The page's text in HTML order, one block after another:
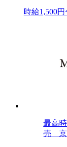
時給1,500円
最高
売 京